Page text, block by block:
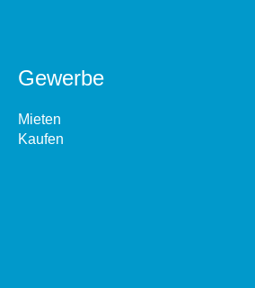
Gewerbe
Mieten
Kaufen